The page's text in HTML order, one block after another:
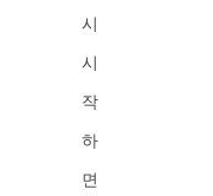
시
시
작
하
면